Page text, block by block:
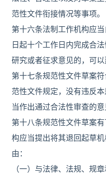
范性文件衔接情况等事项。
第十六条法制工作机构应
日起十个工作日内完成合
研究或者征求意见的，可以
第十七条规范性文件草案
范性文件规定，没有违反
当作出通过合法性审查的意
第十八条规范性文件草案
构应当提出将其退回起草
由：
（一）与法律、法规、规